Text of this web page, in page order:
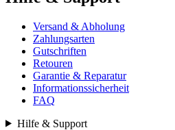
Versand & Abholung
Zahlungsarten
Gutschriften
Retouren
Garantie & Reparatur
Informationssicherheit
FAQ
Hilfe & Support